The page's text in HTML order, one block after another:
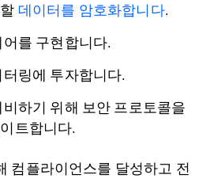
데이터를 암호화합니다.
를 구현합니다.
링에 투자합니다.
하기 위해 보안 프로토콜을
트합니다.
컴플라이언스를 달성하고 전